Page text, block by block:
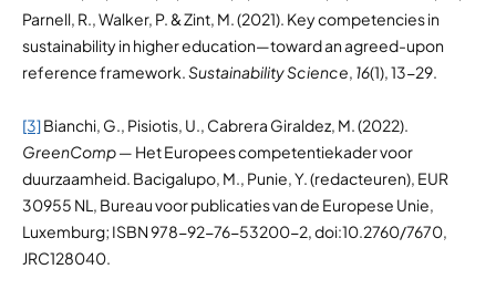
Parnell, R., Walker, P. & Zint, M. (2021). Key competencies in
sustainability in higher education—toward an agreed-upon
reference framework. Sustainability Science 16(1), 13-29.
[3]Bianchi, G., Pisiotis, U., Cabrera Giraldez, M. (2022).
GreenComp— Het Europees competentiekader voor
duurzaamheid. Bacigalupo, M., Punie, Y. (redacteuren), EUR
30955 NL, Bureau voor publicaties van de Europese Unie,
Luxemburg; ISBN 978-92-76-53200-2, doi:10.2760/7670,
JRC128040.